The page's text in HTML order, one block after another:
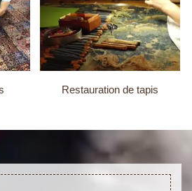
Restauration de tapis